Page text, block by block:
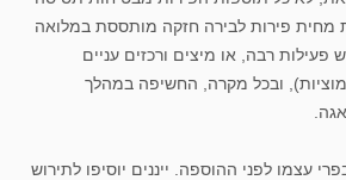
מחית פירות לבירה חזקה מותססת במלואה
רבה, או מיצים ורכזים עניים
ובכל מקרה, החשיפה במהלך
עצמו לפני ההוספה. ייננים יוסיפו לתירוש